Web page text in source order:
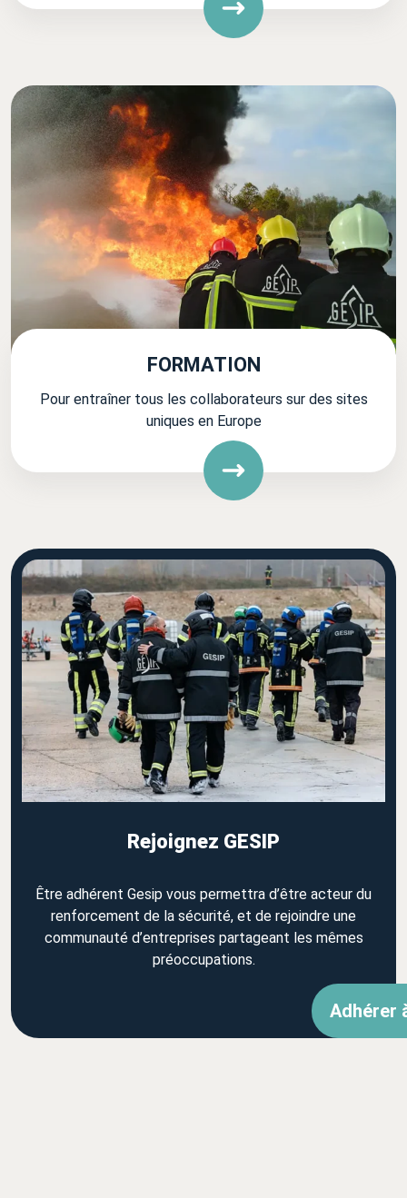
FORMATION
Pour entraîner tous les collaborateurs sur des sites
uniques en Europe
Rejoignez GESIP
Être adhérent Gesip vous permettra d’être acteur du
renforcement de la sécurité, et de rejoindre une
communauté d’entreprises partageant les mêmes
préoccupations.
Adhérer